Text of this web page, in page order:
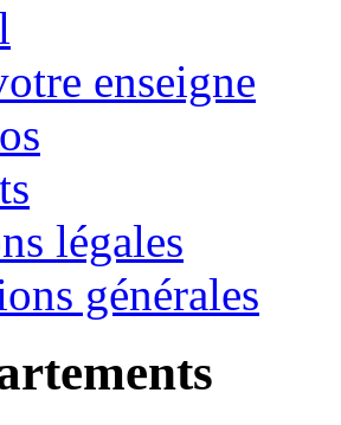
enseigne
légales
générales